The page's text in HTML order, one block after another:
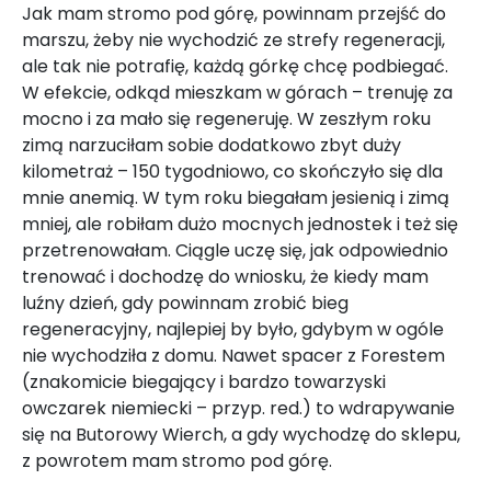
Jak mam stromo pod górę, powinnam przejść do
marszu, żeby nie wychodzić ze strefy regeneracji,
ale tak nie potrafię, każdą górkę chcę podbiegać.
W efekcie, odkąd mieszkam w górach – trenuję za
mocno i za mało się regeneruję. W zeszłym roku
zimą narzuciłam sobie dodatkowo zbyt duży
kilometraż – 150 tygodniowo, co skończyło się dla
mnie anemią. W tym roku biegałam jesienią i zimą
mniej, ale robiłam dużo mocnych jednostek i też się
przetrenowałam. Ciągle uczę się, jak odpowiednio
trenować i dochodzę do wniosku, że kiedy mam
luźny dzień, gdy powinnam zrobić bieg
regeneracyjny, najlepiej by było, gdybym w ogóle
nie wychodziła z domu. Nawet spacer z Forestem
(znakomicie biegający i bardzo towarzyski
owczarek niemiecki – przyp. red.) to wdrapywanie
się na Butorowy Wierch, a gdy wychodzę do sklepu,
z powrotem mam stromo pod górę.